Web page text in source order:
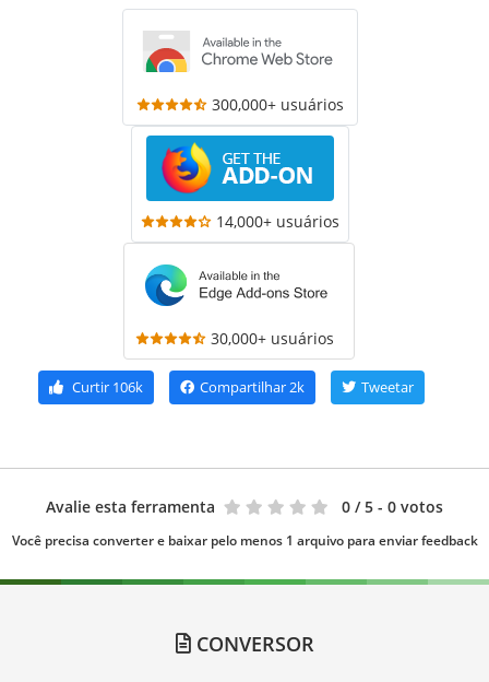
300,000+ usuários
14,000+ usuários
30,000+ usuários
Curtir 106k Compartilhar2k Tweetar
Avalie esta ferramenta 0 / 5 - 0 votos
Você precisa converter e baixar pelo menos 1 arquivo para enviar feedback
CONVERSOR